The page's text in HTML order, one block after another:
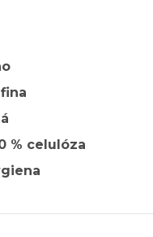
% celulóza